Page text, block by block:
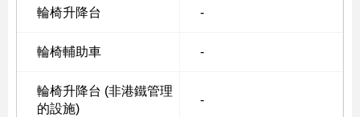
Content
輪椅升降台 -
輪椅輔助車 -
輪椅升降台 (非港鐵管理
的設施)
-